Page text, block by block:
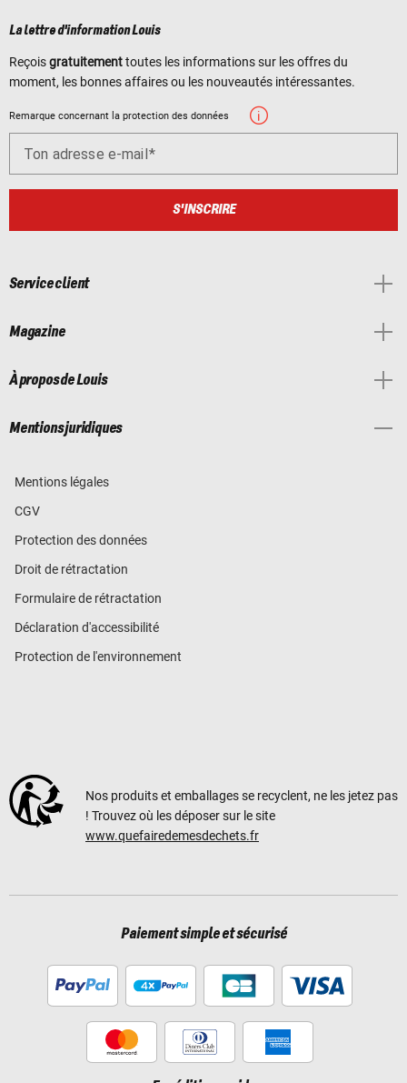
La lettre d'information Louis
Reçoisgratuitementtoutes les informations sur les offres du
moment, les bonnes affaires ou les nouveautés intéressantes.
Remarque concernant la protection des données
Ton adresse e-mail
S'INSCRIRE
Service client
Magazine
À propos de Louis
Mentions juridiques
Mentions légales
CGV
Protection des données
Droit de rétractation
Formulaire de rétractation
Déclaration d'accessibilité
Protection de l'environnement
Nos produits et emballages se recyclent, ne les jetez pas
! Trouvez où les déposer sur le site
www.quefairedemesdechets.fr
Paiement simple et sécurisé